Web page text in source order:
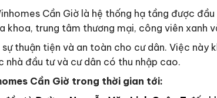
Cần Giờ là hệ thống hạ tầng được
trung tâm thương mại, công viên xanh
thuận tiện và an toàn cho cư dân. Việc này
đầu tư và cư dân có thu nhập cao.
Cần Giờ trong thời gian tới: